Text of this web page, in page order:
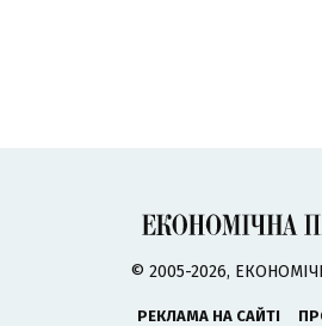
© 2005-2026,
РЕКЛАМА НА САЙТІ